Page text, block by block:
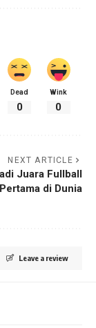
Dead
0
Wink
0
NEXT ARTICLE
Juara Fullball
di Dunia
Leave a review